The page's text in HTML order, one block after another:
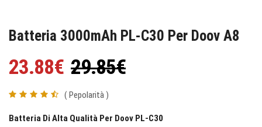
Batteria 3000mAh PL-C30 Per Doov A8
23.88€ 29.85€
( Pepolarità )
Batteria Di Alta Qualità Per Doov PL-C30